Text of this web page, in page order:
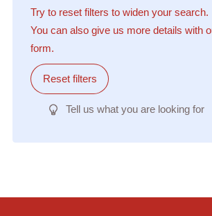
Try to reset filters to widen your search.
You can also give us more details with
form.
Reset filters
Tell us what you are looking for